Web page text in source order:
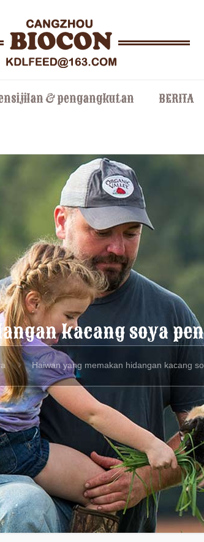
& pengangkutan BERITA
kacang soya
Haiwan yang memakan hidangan kacang